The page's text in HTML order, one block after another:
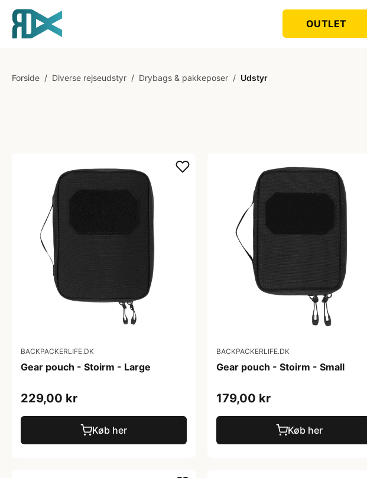
OUTLET
Forside / Diverse rejseudstyr / Drybags & pakkeposer / Udstyr
BACKPACKERLIFE.DK
Gear pouch - Stoirm - Large
229,00 kr
Køb her
BACKPACKERLIFE.DK
Gear pouch - Stoirm - Small
179,00 kr
Køb her